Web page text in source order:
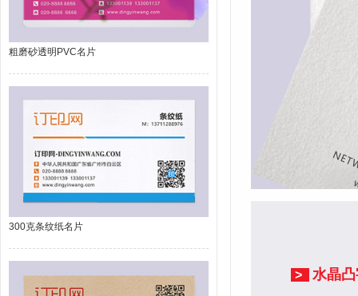
粗磨砂透明PVC名片
300克条纹纸名片
> 水晶